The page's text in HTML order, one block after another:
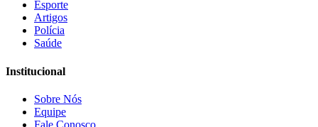
Esporte
Artigos
Polícia
Saúde
Institucional
Sobre Nós
Equipe
Fale Conosco